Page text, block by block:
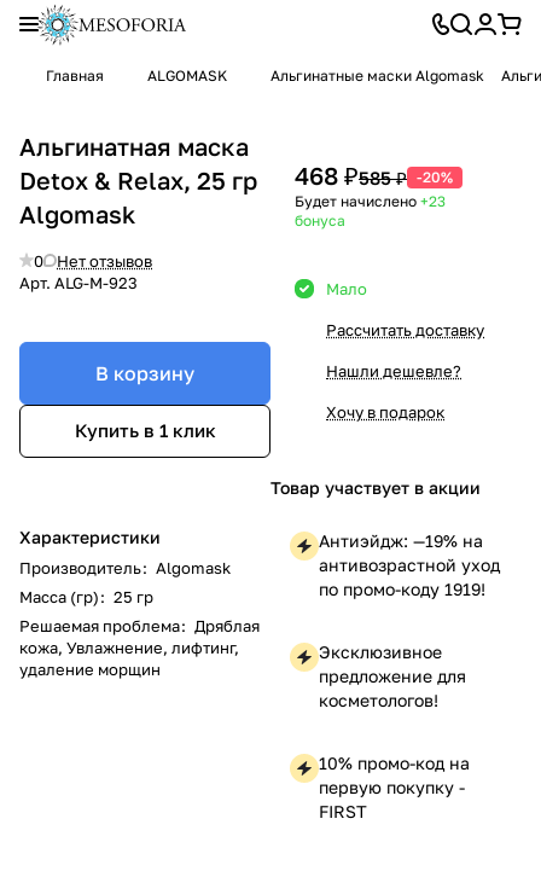
Главная ALGOMASK Альгинатные маски Algomask
Альгинатная маска
Detox & Relax, 25 гр
Algomask
0
Нет отзывов
Арт. ALG-M-923
В корзину
Купить в 1 клик
Характеристики
Производитель: Algomask
Масса (гр): 25 гр
Решаемая проблема: Дряблая
кожа, Увлажнение, лифтинг,
удаление морщин
468 ₽585 ₽ -20%
Будет начислено +23
бонуса
Мало
Рассчитать доставку
Нашли дешевле?
Хочу в подарок
Товар участвует в акции
Антиэйдж: —19% на
антивозрастной уход
по промо-коду 1919!
Эксклюзивное
предложение для
косметологов!
10% промо-код на
первую покупку -
FIRST